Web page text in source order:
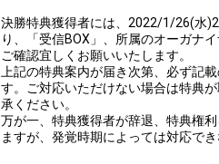
決勝特典獲得者には、2022/1/26(水
り、「受信BOX」、所属のオーガナ
ご確認宜しくお願いいたします。
上記の特典案内が届き次第、必ず記
す。ご対応いただけない場合は特典
承ください。
万が一、特典獲得者が辞退、特典権
ますが、発覚時期によっては対応で